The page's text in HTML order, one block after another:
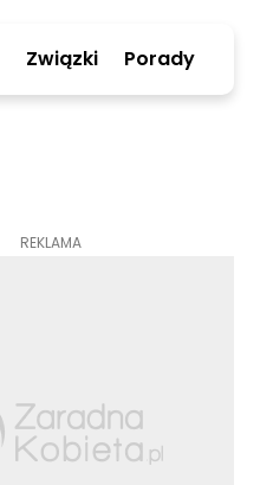
Związki Porady
REKLAMA